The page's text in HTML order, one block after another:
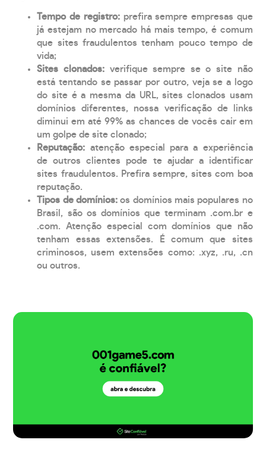
Tempo de registro: prefira sempre empresas que
já estejam no mercado há mais tempo, é comum
que sites fraudulentos tenham pouco tempo de
vida;
Sites clonados: verifique sempre se o site não
está tentando se passar por outro, veja se a logo
do site é a mesma da URL, sites clonados usam
domínios diferentes, nossa verificação de links
diminui em até 99% as chances de vocês cair em
um golpe de site clonado;
Reputação: atenção especial para a experiência
de outros clientes pode te ajudar a identificar
sites fraudulentos. Prefira sempre, sites com boa
reputação.
Tipos de domínios:os domínios mais populares no
Brasil, são os domínios que terminam .com.br e
.com. Atenção especial com domínios que não
tenham essas extensões. É comum que sites
criminosos, usem extensões como: .xyz, .ru, .cn
ou outros.